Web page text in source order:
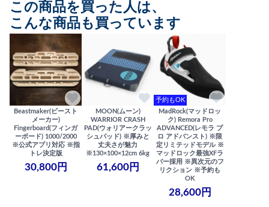
この商品を買った人は、
こんな商品も買っています
Beastmaker(ビースト
メーカー)
Fingerboard(フィンガ
ーボード) 1000/2000
※公式アプリ対応 ※指
トレ決定版
30,800円
MOON(ムーン)
WARRIOR CRASH
PAD(ウォリアークラッ
シュパッド) ※厚みと
丈夫さが魅力
※130×100×12cm 6kg
61,600円
予約もOK
MadRock(マッドロッ
ク) Remora Pro
ADVANCED(レモラ プ
ロ アドバンスト) ※限
定リミテッドモデル ※
マッドロック最強XFラ
バー採用 ※異次元のフ
リクション ※予約も
OK
28,600円